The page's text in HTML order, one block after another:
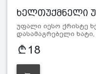
ხელთუქმნელი
უფალი იესო ქრისტე
დასამაგრებელი ხატი,
18